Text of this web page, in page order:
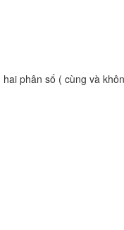
phân số ( cùng và